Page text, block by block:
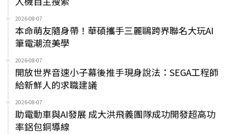
2026-08-07
本命萌友隨身帶！華碩攜手三麗鷗跨界聯名大玩AI
筆電潮流美學
2026-08-07
開放世界音速小子幕後推手現身說法：SEGA工程師
給新鮮人的求職建議
2026-08-07
助電動車與AI發展 成大洪飛義團隊成功開發超高功
率鋁包銅導線